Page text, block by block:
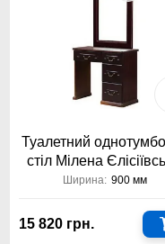
Туалетний
стіл Мілена
Меблі™
Ширина: 900 мм
15 820 грн.